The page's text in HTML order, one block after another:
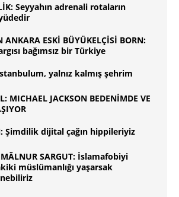
Seyyahın adrenali rotaların
ANKARA ESKİ BÜYÜKELÇİSİ BORN:
bağımsız bir Türkiye
yalnız kalmış şehrim
MICHAEL JACKSON BEDENİMDE VE
Şimdilik dijital çağın hippileriyiz
SARGUT: İslamafobiyi
müslümanlığı yaşarsak